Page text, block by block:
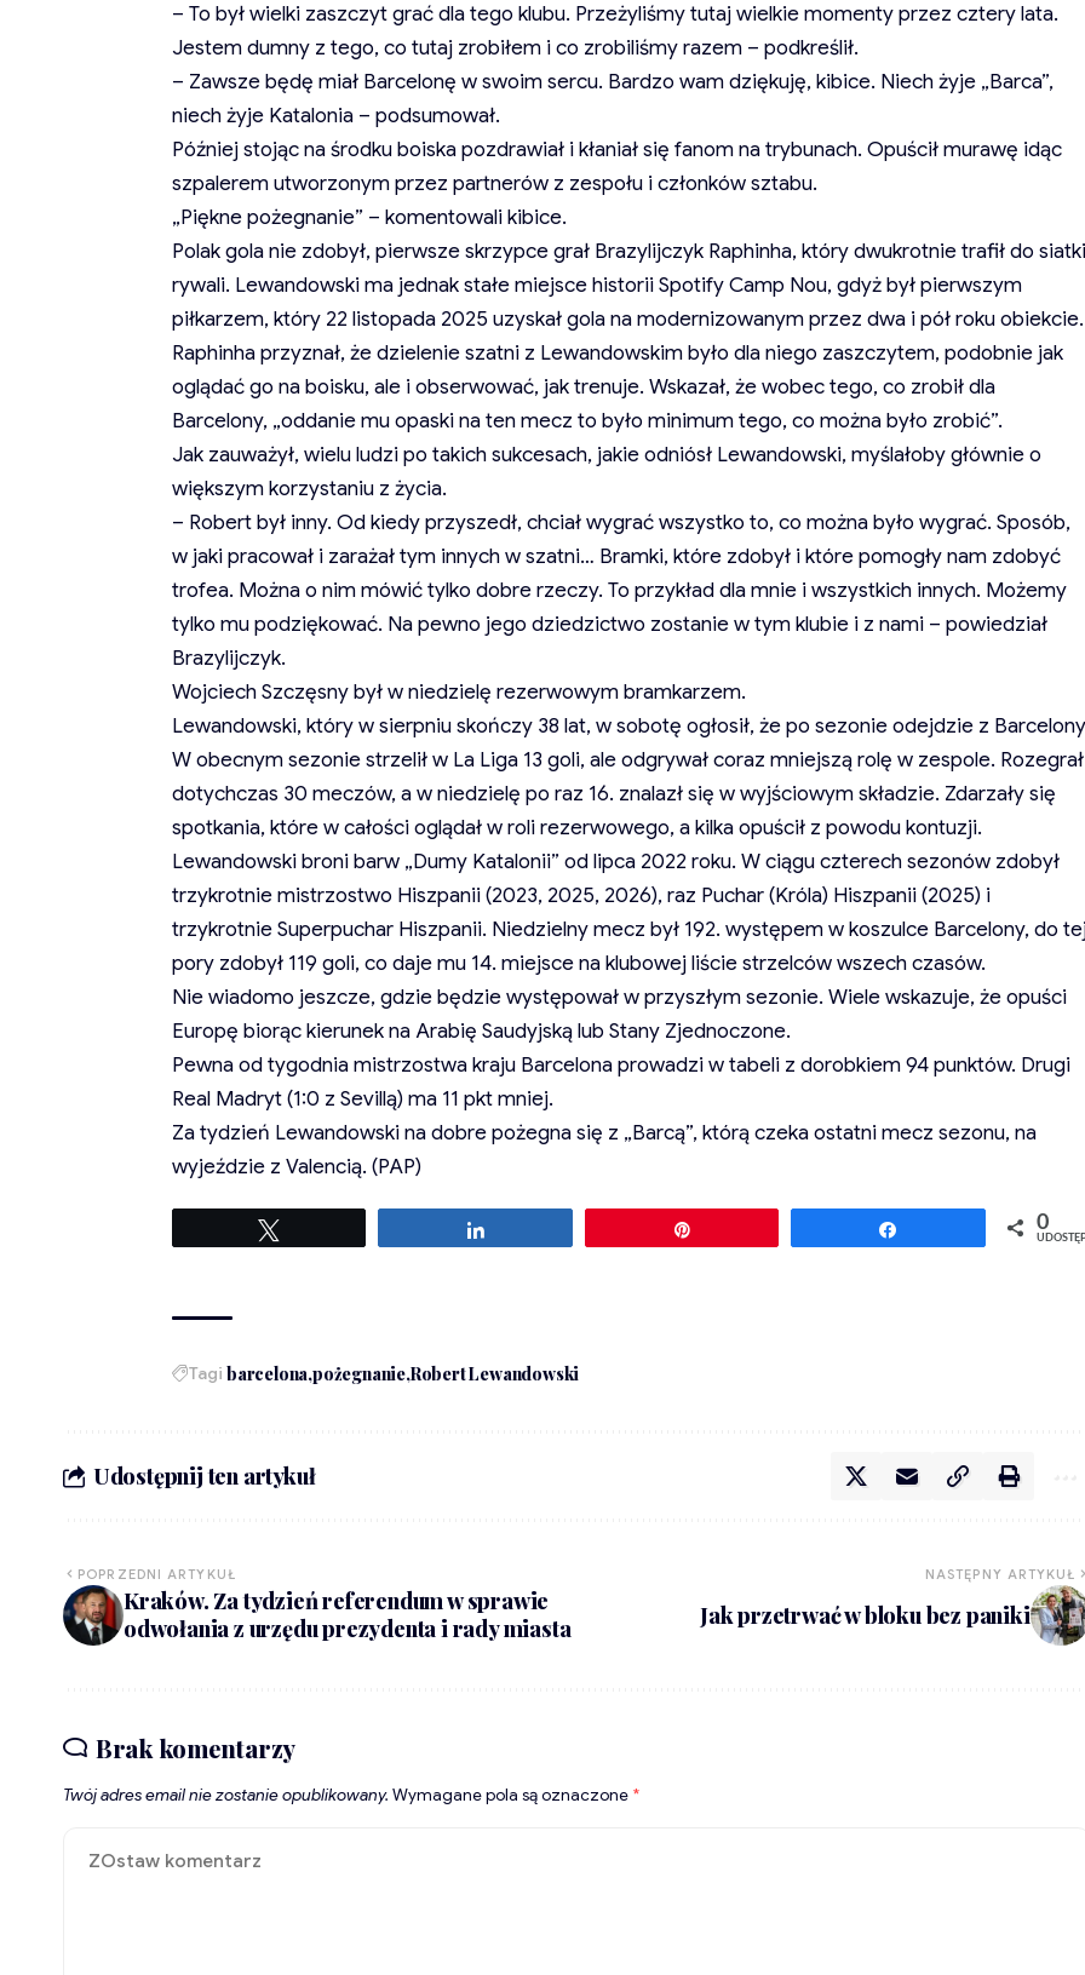
– To był wielki zaszczyt grać dla tego klubu. Przeżyliśmy tutaj wielkie momenty przez cztery lata.
Jestem dumny z tego, co tutaj zrobiłem i co zrobiliśmy razem – podkreślił.
– Zawsze będę miał Barcelonę w swoim sercu. Bardzo wam dziękuję, kibice. Niech żyje „Barca”,
niech żyje Katalonia – podsumował.
Później stojąc na środku boiska pozdrawiał i kłaniał się fanom na trybunach. Opuścił murawę idąc
szpalerem utworzonym przez partnerów z zespołu i członków sztabu.
„Piękne pożegnanie” – komentowali kibice.
Polak gola nie zdobył, pierwsze skrzypce grał Brazylijczyk Raphinha, który dwukrotnie trafił do siatki
rywali. Lewandowski ma jednak stałe miejsce historii Spotify Camp Nou, gdyż był pierwszym
piłkarzem, który 22 listopada 2025 uzyskał gola na modernizowanym przez dwa i pół roku obiekcie.
Raphinha przyznał, że dzielenie szatni z Lewandowskim było dla niego zaszczytem, podobnie jak
oglądać go na boisku, ale i obserwować, jak trenuje. Wskazał, że wobec tego, co zrobił dla
Barcelony, „oddanie mu opaski na ten mecz to było minimum tego, co można było zrobić”.
Jak zauważył, wielu ludzi po takich sukcesach, jakie odniósł Lewandowski, myślałoby głównie o
większym korzystaniu z życia.
– Robert był inny. Od kiedy przyszedł, chciał wygrać wszystko to, co można było wygrać. Sposób,
w jaki pracował i zarażał tym innych w szatni… Bramki, które zdobył i które pomogły nam zdobyć
trofea. Można o nim mówić tylko dobre rzeczy. To przykład dla mnie i wszystkich innych. Możemy
tylko mu podziękować. Na pewno jego dziedzictwo zostanie w tym klubie i z nami – powiedział
Brazylijczyk.
Wojciech Szczęsny był w niedzielę rezerwowym bramkarzem.
Lewandowski, który w sierpniu skończy 38 lat, w sobotę ogłosił, że po sezonie odejdzie z
W obecnym sezonie strzelił w La Liga 13 goli, ale odgrywał coraz mniejszą rolę w zespole. Rozegrał
dotychczas 30 meczów, a w niedzielę po raz 16. znalazł się w wyjściowym składzie. Zdarzały się
spotkania, które w całości oglądał w roli rezerwowego, a kilka opuścił z powodu kontuzji.
Lewandowski broni barw „Dumy Katalonii” od lipca 2022 roku. W ciągu czterech sezonów zdobył
trzykrotnie mistrzostwo Hiszpanii (2023, 2025, 2026), raz Puchar (Króla) Hiszpanii (2025) i
trzykrotnie Superpuchar Hiszpanii. Niedzielny mecz był 192. występem w koszulce Barcelony, do
pory zdobył 119 goli, co daje mu 14. miejsce na klubowej liście strzelców wszech czasów.
Nie wiadomo jeszcze, gdzie będzie występował w przyszłym sezonie. Wiele wskazuje, że opuści
Europę biorąc kierunek na Arabię Saudyjską lub Stany Zjednoczone.
Pewna od tygodnia mistrzostwa kraju Barcelona prowadzi w tabeli z dorobkiem 94 punktów. Drugi
Real Madryt (1:0 z Sevillą) ma 11 pkt mniej.
Za tydzień Lewandowski na dobre pożegna się z „Barcą”, którą czeka ostatni mecz sezonu, na
wyjeździe z Valencią. (PAP)
0
Tagi barcelona pożegnanie Robert Lewandowski
Udostępnij ten artykuł
POPRZEDNI ARTYKUŁ
Kraków. Za tydzień referendum w sprawie
odwołania z urzędu prezydenta i rady miasta
NASTĘPNY ARTYKUŁ
Jak przetrwać w bloku bez paniki
Brak komentarzy
Twój adres email nie zostanie opublikowany. Wymagane pola są oznaczone *